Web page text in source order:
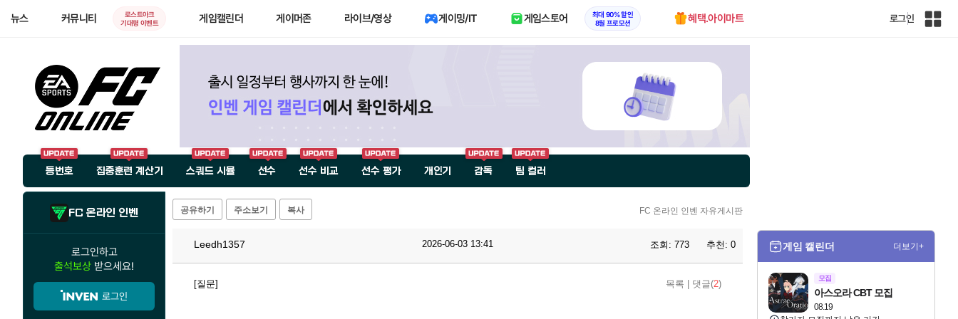
뉴스 커뮤니티
로스트아크
기대평 이벤트
게임캘린더 게이머존 라이브/영상 게이밍/IT 게임스토어
최대 90% 할인
8월 프로모션
혜택.아이마트 로그인
인
등번호 집중훈련 계산기 스쿼드 시뮬 선수 선수 비교 선수 평가 개인기 감독 팀 컬러
FC 온라인 인벤
로그인하고
출석보상 받으세요!
로그인
공유하기 주소보기 복사 FC 온라인 인벤 자유게시판
Leedh1357 2026-06-03 13:41 조회: 773 추천: 0
[질문] 목록 댓글(2)
게임 캘린더 더보기+
모집
08.19
아스오라 CBT 모집